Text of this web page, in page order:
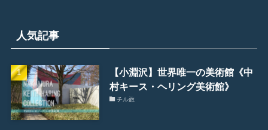
人気記事
【小淵沢】世界唯一の美術館《中
村キース・ヘリング美術館》
チル旅